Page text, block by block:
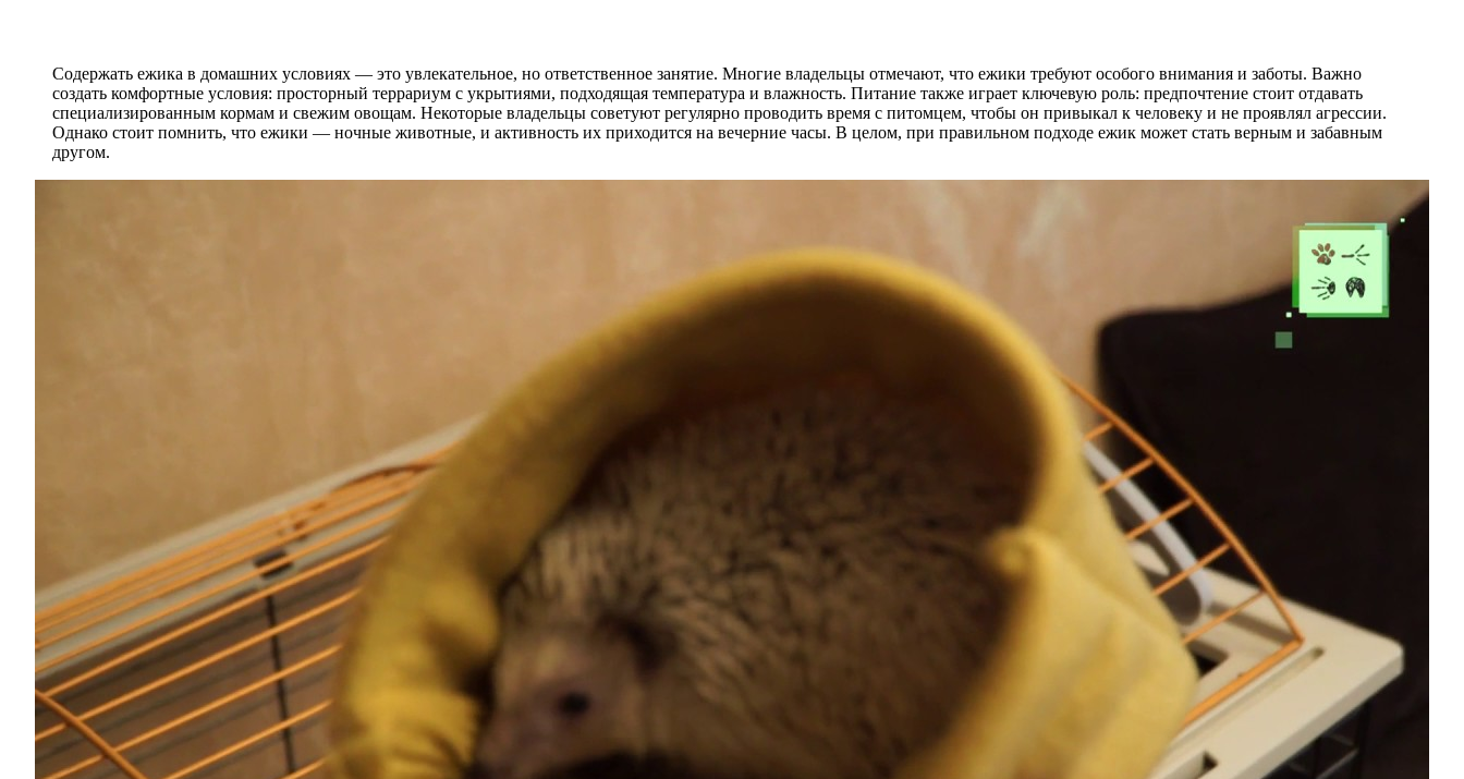
Содержать ежика в домашних условиях — это увлекательное, но ответственное занятие. Многие владельцы отмечают, что ежики требуют особого внимания и заботы. Важно
создать комфортные условия: просторный террариум с укрытиями, подходящая температура и влажность. Питание также играет ключевую роль: предпочтение стоит отдавать
специализированным кормам и свежим овощам. Некоторые владельцы советуют регулярно проводить время с питомцем, чтобы он привыкал к человеку и не проявлял агрессии.
Однако стоит помнить, что ежики — ночные животные, и активность их приходится на вечерние часы. В целом, при правильном подходе ежик может стать верным и забавным
другом.